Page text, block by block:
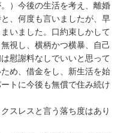
）今後の生活を考え、離婚
、何度も言いましたが、早
いました。口約束しかして
視し、横柄かつ横暴、自己
慰謝料なしでいいと思って
め、借金をし、新生活を始
トに今後も無償で住み続け
スレスと言う落ち度はあり